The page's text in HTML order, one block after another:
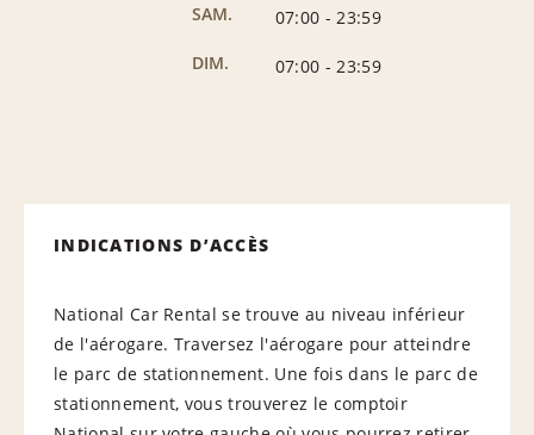
SAM.
07:00 - 23:59
DIM.
07:00 - 23:59
INDICATIONS D’ACCÈS
National Car Rental se trouve au niveau inférieur
de l'aérogare. Traversez l'aérogare pour atteindre
le parc de stationnement. Une fois dans le parc de
stationnement, vous trouverez le comptoir